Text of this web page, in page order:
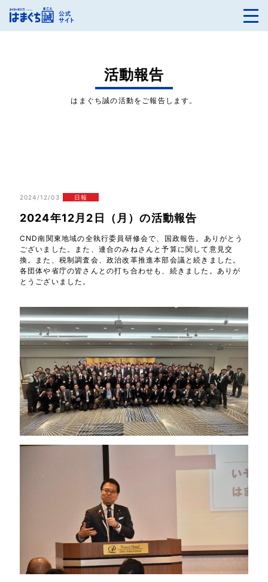
活動報告
はまぐち誠の活動をご報告します。
2024/12/03 日報
2024年12月2日（月）の活動報告
CND南関東地域の全執行委員研修会で、国政報告。ありがとう
ございました。また、連合のみねさんと予算に関して意見交
換。また、税制調査会、政治改革推進本部会議と続きました。
各団体や省庁の皆さんとの打ち合わせも、続きました。ありが
とうございました。